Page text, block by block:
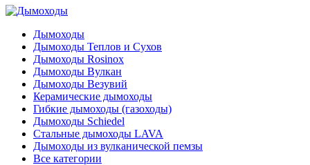
Дымоходы
Дымоходы Теплов и Сухов
Дымоходы Rosinox
Дымоходы Вулкан
Дымоходы Везувий
Керамические дымоходы
Гибкие дымоходы (газоходы)
Дымоходы Schiedel
Стальные дымоходы LAVA
Дымоходы из вулканической пемзы
Все категории